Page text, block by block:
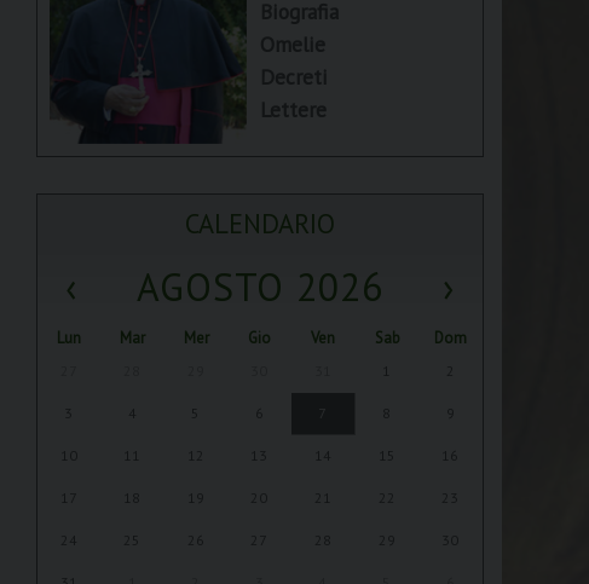
CALENDARIO
‹ AGOSTO 2026 ›
Lun Mar Mer Gio Ven Sab Dom